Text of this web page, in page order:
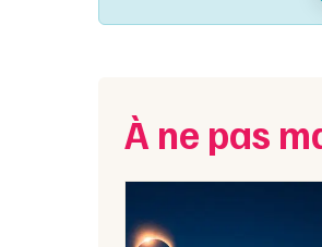
À ne pas